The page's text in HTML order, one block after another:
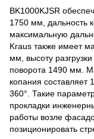
BK1000KJSR
1750 мм, дальность
максимальную
Kraus также имеет
мм, высоту
поворота 1490 мм.
копания
360°. Такие
прокладки
работы возле
позиционировать